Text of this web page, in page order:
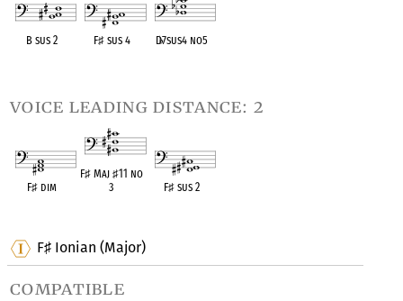
F♯ Ionian (Major)
compatible
B sus 2 F♯sus 4 D♭7sus4 no5
voice leading distance: 2
F♯ dim
F♯ Maj♯11 no
3
F♯sus 2